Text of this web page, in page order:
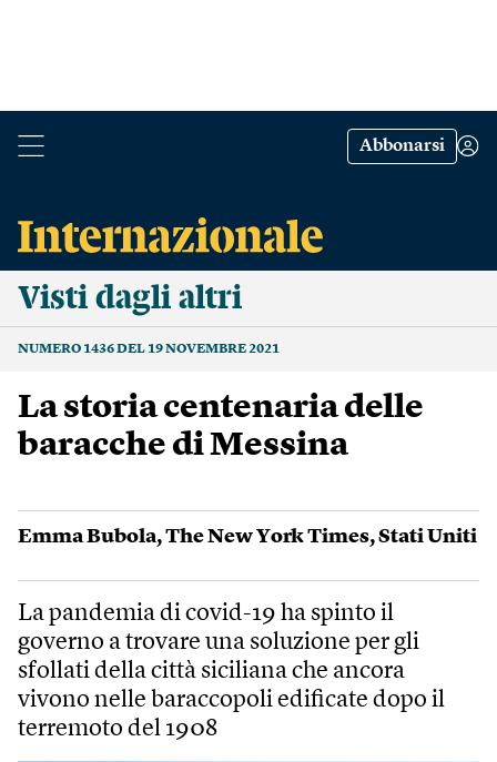
Abbonarsi
Visti dagli altri
NUMERO 1436 DEL 19 NOVEMBRE 2021
La storia centenaria delle
baracche di Messina
Emma Bubola,The New York Times,Stati Uniti
La pandemia di covid-19 ha spinto il
governo a trovare una soluzione per gli
sfollati della città siciliana che ancora
vivono nelle baraccopoli edificate dopo il
terremoto del 1908